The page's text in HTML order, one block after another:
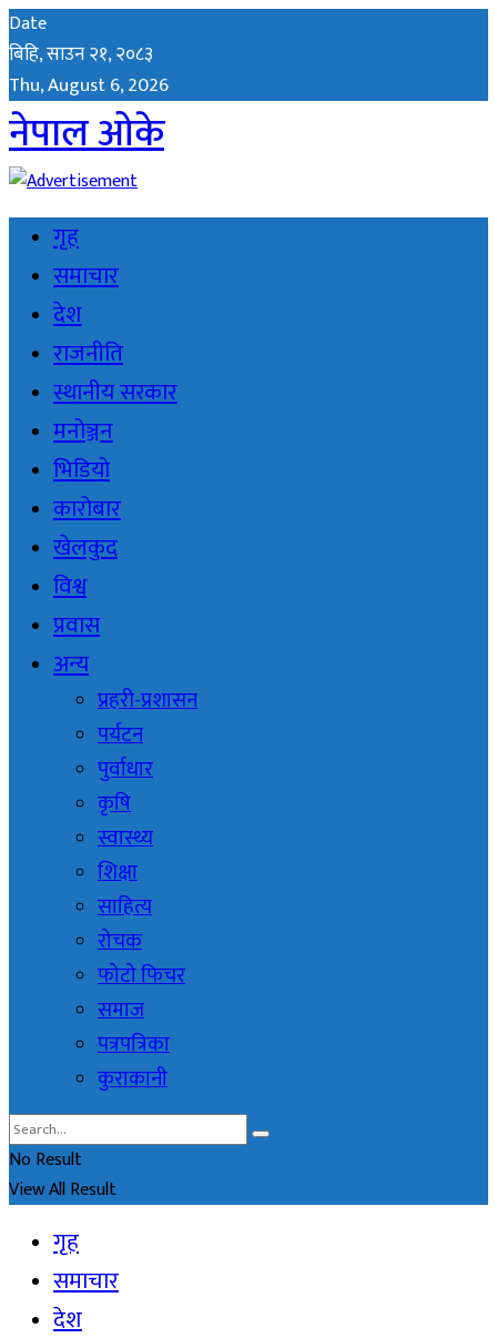
Date
बिहि, साउन २१, २०८३
Thu, August 6, 2026
नेपाल ओके
गृह
समाचार
देश
राजनीति
स्थानीय सरकार
मनोञ्जन
भिडियो
कारोबार
खेलकुद
विश्व
प्रवास
अन्य
प्रहरी-प्रशासन
पर्यटन
पुर्वाधार
कृषि
स्वास्थ्य
शिक्षा
साहित्य
रोचक
फोटो फिचर
समाज
पत्रपत्रिका
कुराकानी
No Result
View All Result
गृह
समाचार
देश